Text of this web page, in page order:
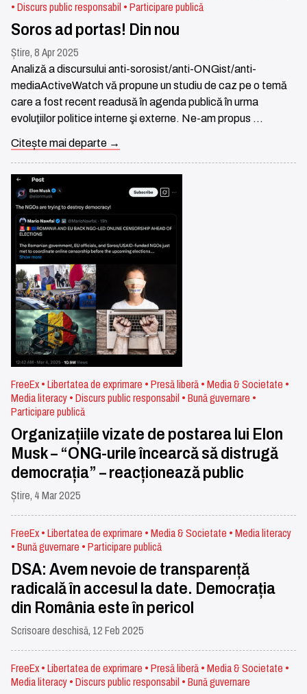
• Discurs public responsabil • Participare publică
Soros ad portas! Din nou
Știre, 8 Apr 2025
Analiză a discursului anti-sorosist/anti-ONGist/anti-
mediaActiveWatch vă propune un studiu de caz pe o temă
care a fost recent readusă în agenda publică în urma
evoluţiilor politice interne şi externe. Ne-am propus …
Citește mai departe →
FreeEx • Libertatea de exprimare • Presă liberă • Media & Societate •
Media literacy • Discurs public responsabil • Bună guvernare •
Participare publică
Organizațiile vizate de postarea lui Elon
Musk – “ONG-urile încearcă să distrugă
democrația” – reacționează public
Știre, 4 Mar 2025
FreeEx • Libertatea de exprimare • Media & Societate • Media literacy
• Bună guvernare • Participare publică
DSA: Avem nevoie de transparență
radicală în accesul la date. Democrația
din România este în pericol
Scrisoare deschisă, 12 Feb 2025
FreeEx • Libertatea de exprimare • Presă liberă • Media & Societate •
Media literacy • Discurs public responsabil • Bună guvernare